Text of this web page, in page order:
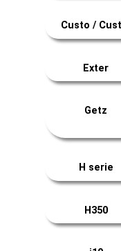
Custo /
Exter
Getz
H serie
H350